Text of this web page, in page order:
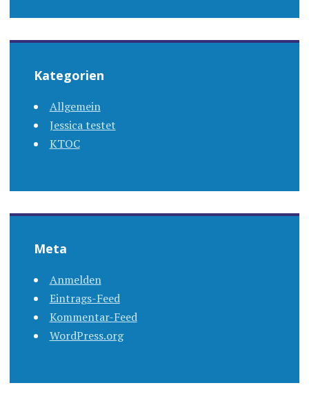
Kategorien
Allgemein
Jessica testet
KTOC
Meta
Anmelden
Eintrags-Feed
Kommentar-Feed
WordPress.org